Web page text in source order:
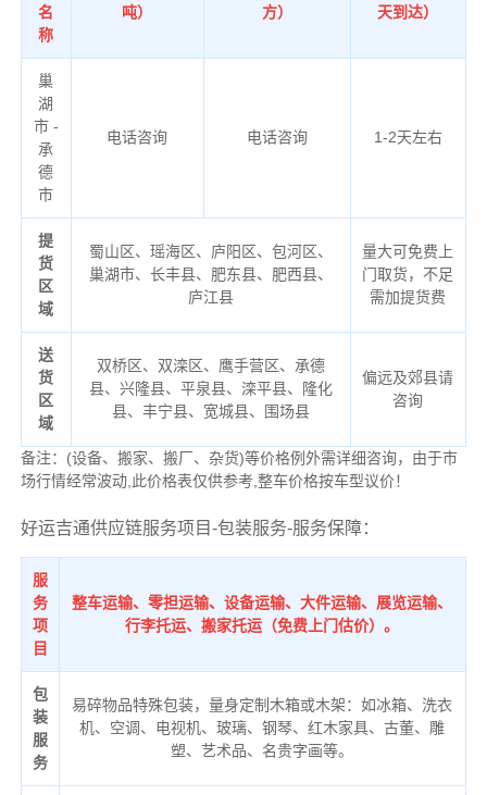
名
称
吨）
方）
天到达）
巢
湖
市 -
承
德
市
电话咨询 电话咨询 1-2天左右
提
货
区
域
蜀山区、瑶海区、庐阳区、包河区、
巢湖市、长丰县、肥东县、肥西县、
庐江县
量大可免费上
门取货，不足
需加提货费
送
货
区
域
双桥区、双滦区、鹰手营区、承德
县、兴隆县、平泉县、滦平县、隆化
县、丰宁县、宽城县、围场县
偏远及郊县请
咨询
备注：(设备、搬家、搬厂、杂货)等价格例外需详细咨询，由于市
场行情经常波动,此价格表仅供参考,整车价格按车型议价！
好运吉通供应链服务项目-包装服务-服务保障：
服
务
项
目
整车运输、零担运输、设备运输、大件运输、展览运输、
行李托运、搬家托运（免费上门估价）。
包
装
服
务
易碎物品特殊包装，量身定制木箱或木架：如冰箱、洗衣
机、空调、电视机、玻璃、钢琴、红木家具、古董、雕
塑、艺术品、名贵字画等。